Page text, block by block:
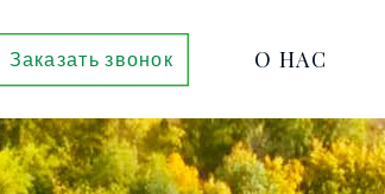
Заказать звонок О НАС